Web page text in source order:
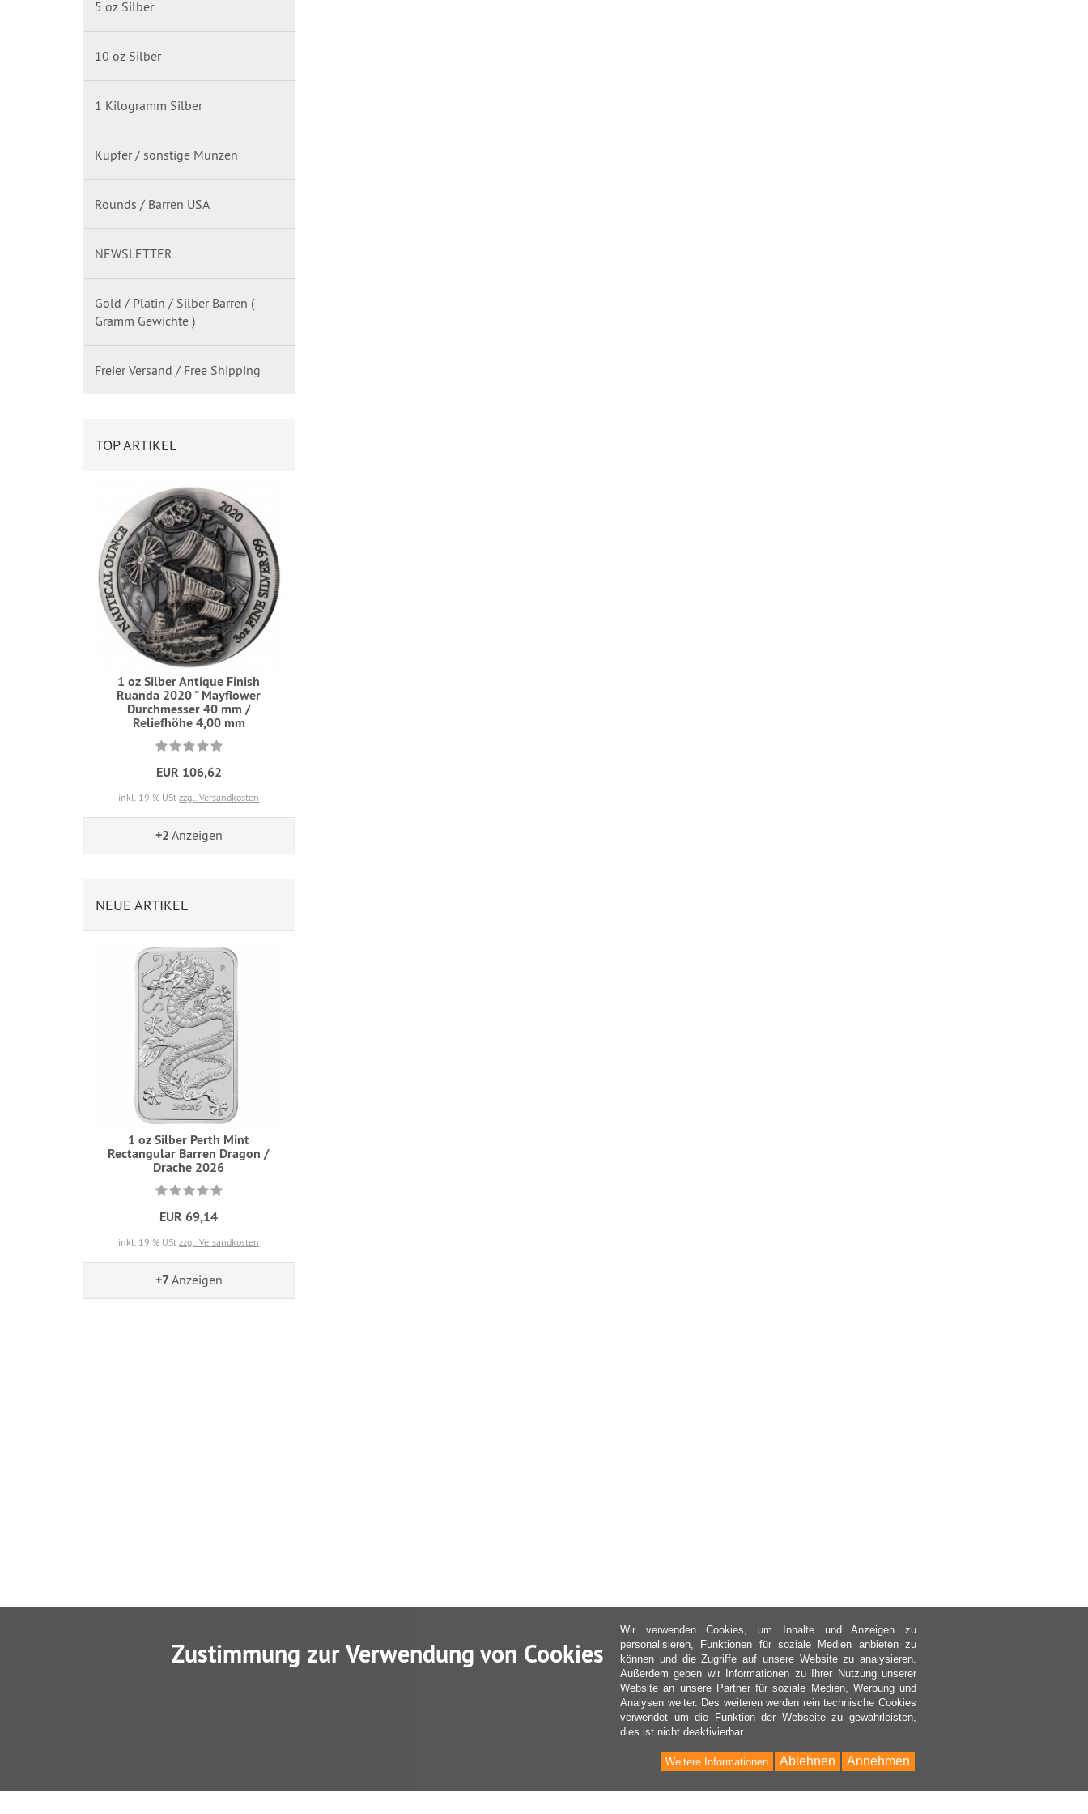
5 oz Silber
10 oz Silber
1 Kilogramm Silber
Kupfer / sonstige Münzen
Rounds / Barren USA
NEWSLETTER
Gold / Platin / Silber Barren (
Gramm Gewichte )
Freier Versand / Free Shipping
TOP ARTIKEL
1 oz Silber Antique Finish
Ruanda 2020 " Mayflower
Durchmesser 40 mm /
Reliefhöhe 4,00 mm
EUR 106,62
inkl. 19 % UStzzgl. Versandkosten
+2 Anzeigen
NEUE ARTIKEL
1 oz Silber Perth Mint
Rectangular Barren Dragon /
Drache 2026
EUR 69,14
inkl. 19 % UStzzgl. Versandkosten
+7 Anzeigen
Zustimmung zur Verwendung von Cookies
Wir verwenden Cookies, um Inhalte und Anzeigen zu
personalisieren, Funktionen für soziale Medien anbieten zu
können und die Zugriffe auf unsere Website zu analysieren.
Außerdem geben wir Informationen zu Ihrer Nutzung unserer
Website an unsere Partner für soziale Medien, Werbung und
Analysen weiter. Des weiteren werden rein technische Cookies
verwendet um die Funktion der Webseite zu gewährleisten,
dies ist nicht deaktivierbar.
Annehmen
Ablehnen
Weitere Informationen